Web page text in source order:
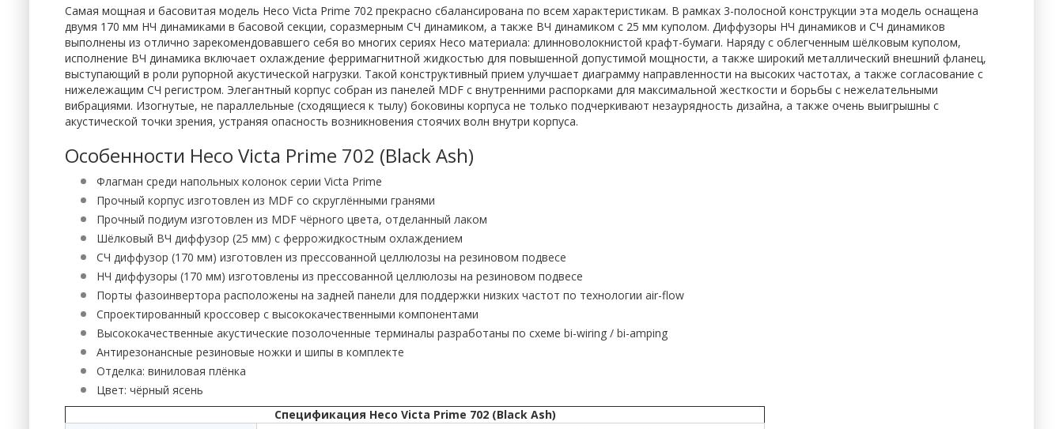
Самая мощная и басовитая модель Heco Victa Prime 702 прекрасно сбалансирована по всем характеристикам. В рамках 3-полосной конструкции эта модель оснащена
двумя 170 мм НЧ динамиками в басовой секции, соразмерным СЧ динамиком, а также ВЧ динамиком с 25 мм куполом. Диффузоры НЧ динамиков и СЧ динамиков
выполнены из отлично зарекомендовавшего себя во многих сериях Heco материала: длинноволокнистой крафт-бумаги. Наряду с облегченным шёлковым куполом,
исполнение ВЧ динамика включает охлаждение ферримагнитной жидкостью для повышенной допустимой мощности, а также широкий металлический внешний фланец,
выступающий в роли рупорной акустической нагрузки. Такой конструктивный прием улучшает диаграмму направленности на высоких частотах, а также согласование с
нижележащим СЧ регистром. Элегантный корпус собран из панелей MDF с внутренними распорками для максимальной жесткости и борьбы с нежелательными
вибрациями. Изогнутые, не параллельные (сходящиеся к тылу) боковины корпуса не только подчеркивают незаурядность дизайна, а также очень выигрышны с
акустической точки зрения, устраняя опасность возникновения стоячих волн внутри корпуса.
Особенности Heco Victa Prime 702 (Black Ash)
Флагман среди напольных колонок серии Victa Prime
Прочный корпус изготовлен из MDF со скруглёнными гранями
Прочный подиум изготовлен из MDF чёрного цвета, отделанный лаком
Шёлковый ВЧ диффузор (25 мм) с феррожидкостным охлаждением
СЧ диффузор (170 мм) изготовлен из прессованной целлюлозы на резиновом подвесе
НЧ диффузоры (170 мм) изготовлены из прессованной целлюлозы на резиновом подвесе
Порты фазоинвертора расположены на задней панели для поддержки низких частот по технологии air-flow
Спроектированный кроссовер с высококачественными компонентами
Высококачественные акустические позолоченные терминалы разработаны по схеме bi-wiring / bi-amping
Антирезонансные резиновые ножки и шипы в комплекте
Отделка: виниловая плёнка
Цвет: чёрный ясень
Спецификация Heco Victa Prime 702 (Black Ash)